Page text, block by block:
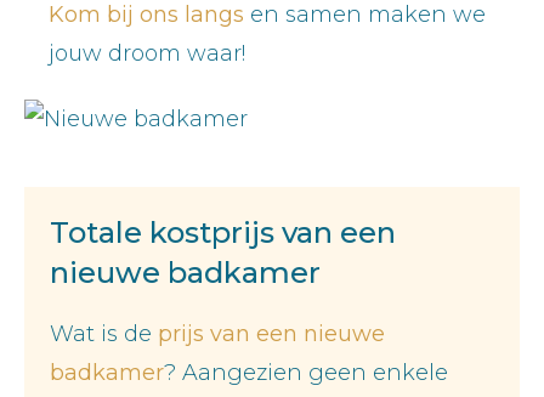
Kom bij ons langs en samen maken we
jouw droom waar!
Totale kostprijs van een
nieuwe badkamer
Wat is de prijs van een nieuwe
badkamer? Aangezien geen enkele